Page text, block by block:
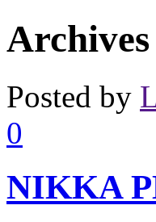
Posted by
0
NIKKA